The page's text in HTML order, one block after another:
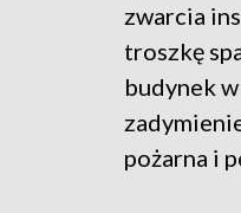
zwarcia
troszkę
budynek
pożarna i